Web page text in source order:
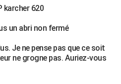
karcher 620
un abri non fermé
Je ne pense pas que ce soit
ne grogne pas. Auriez-vous